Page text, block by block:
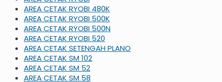
AREA CETAK RYOBI 480K
AREA CETAK RYOBI 500K
AREA CETAK RYOBI 500N
AREA CETAK RYOBI 520
AREA CETAK SETENGAH PLANO
AREA CETAK SM 102
AREA CETAK SM 52
AREA CETAK SM 58